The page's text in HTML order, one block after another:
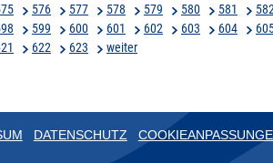
576 577 578 579 580 581 582
599 600 601 602 603 604
622 623 weiter
DATENSCHUTZ